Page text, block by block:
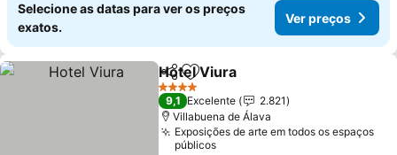
Selecione as datas para ver os preços
exatos.
Ver preços
PartilharAdicionar aos favoritos
Hotel Viura
4 Estrelas
9,1 Excelente
2.821
Villabuena de Álava
Exposições de arte em todos os espaços
públicos